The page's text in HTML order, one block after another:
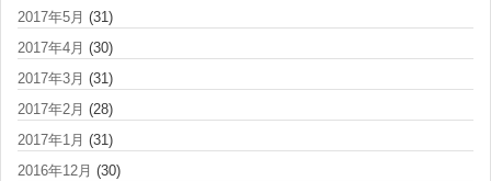
2017年5月 (31)
2017年4月 (30)
2017年3月 (31)
2017年2月 (28)
2017年1月 (31)
2016年12月 (30)